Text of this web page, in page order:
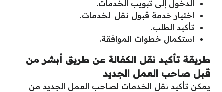
الدخول إلى تبويب الخدمات.
اختيار خدمة قبول نقل الخدمات.
تأكيد الطلب.
استكمال خطوات الموافقة.
طريقة تأكيد نقل الكفالة عن طريق أبشر من
قبل صاحب العمل الجديد
يمكن تأكيد نقل الخدمات لصاحب العمل الجديد من